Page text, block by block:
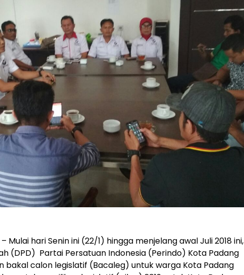
– Mulai hari Senin ini (22/1) hingga menjelang awal Juli 2018 ini,
(DPD) Partai Persatuan Indonesia (Perindo) Kota Padang
calon legislatif (Bacaleg) untuk warga Kota Padang